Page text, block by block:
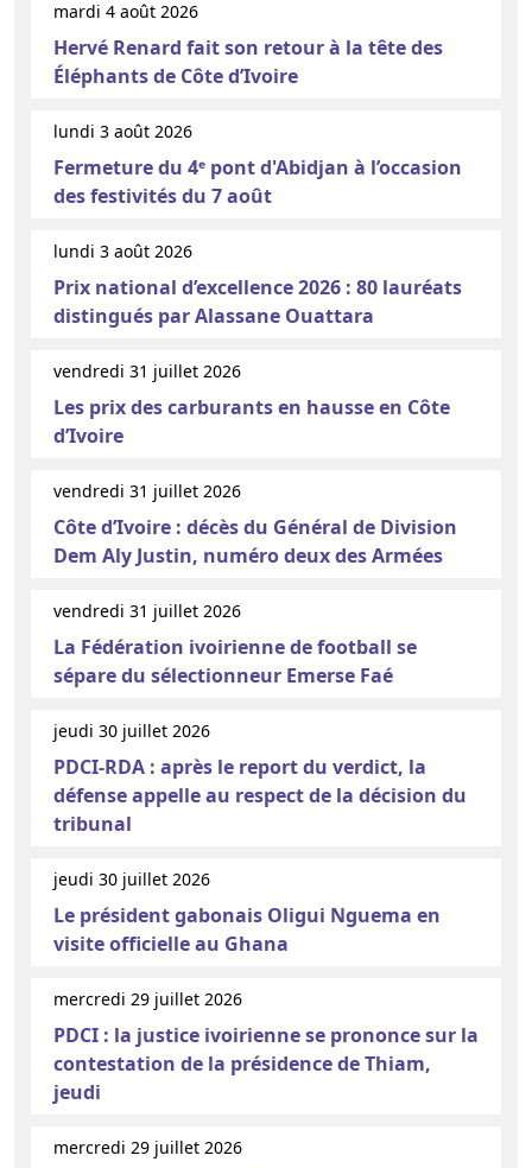
mardi 4 août 2026
Hervé Renard fait son retour à la tête des
Éléphants de Côte d’Ivoire
lundi 3 août 2026
Fermeture du 4ᵉ pont d'Abidjan à l’occasion
des festivités du 7 août
lundi 3 août 2026
Prix national d’excellence 2026 : 80 lauréats
distingués par Alassane Ouattara
vendredi 31 juillet 2026
Les prix des carburants en hausse en Côte
d’Ivoire
vendredi 31 juillet 2026
Côte d’Ivoire : décès du Général de Division
Dem Aly Justin, numéro deux des Armées
vendredi 31 juillet 2026
La Fédération ivoirienne de football se
sépare du sélectionneur Emerse Faé
jeudi 30 juillet 2026
PDCI-RDA : après le report du verdict, la
défense appelle au respect de la décision du
tribunal
jeudi 30 juillet 2026
Le président gabonais Oligui Nguema en
visite officielle au Ghana
mercredi 29 juillet 2026
PDCI : la justice ivoirienne se prononce sur la
contestation de la présidence de Thiam,
jeudi
mercredi 29 juillet 2026